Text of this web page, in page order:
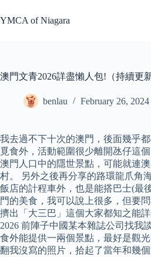
to
content
YMCA of Niagara
澳門文青2026詳盡懶人包!（持續更新
benlau February 26, 2024
我去過不下十次的澳門，後面幾乎
覓食外，活動範圍很少離開氹仔這
澳門人口中的隱世景點，可能就連
村。 另外之後再分享的路環龍爪角
飯店的計程車外，也是能搭巴士(最
門的美食，我可以說上很多，但要
擠出「大三巴」這個大家都知之能
2026 前陣子中國某本雜誌公司找我
食外能提供一兩個景點，最好是觀
翻我沒寫的照片，拾起了當年和幾